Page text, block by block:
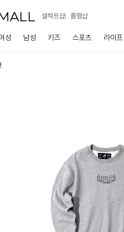
셀렉트샵 폴햄샵
성 남성 키즈 스포츠 라이프